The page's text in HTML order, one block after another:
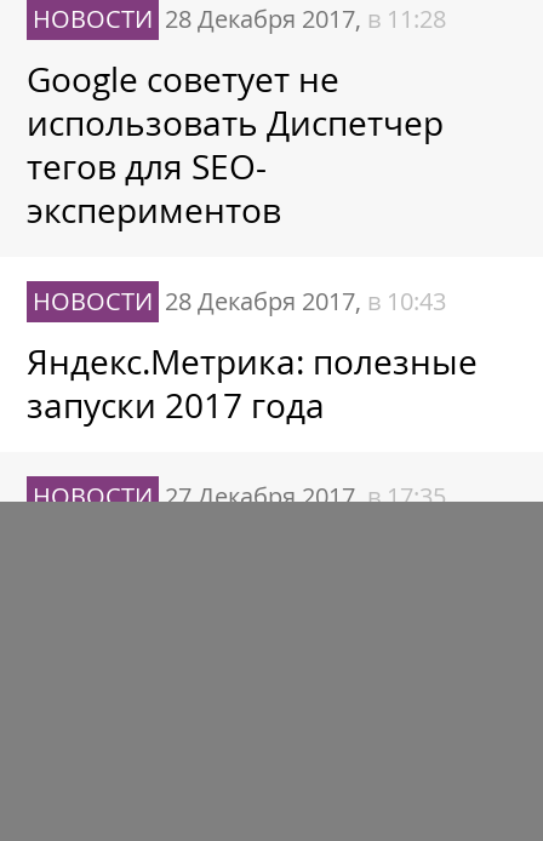
НОВОСТИ 28 Декабря 2017, в 11:28
Google советует не
использовать Диспетчер
тегов для SEO-
экспериментов
НОВОСТИ 28 Декабря 2017, в 10:43
Яндекс.Метрика: полезные
запуски 2017 года
НОВОСТИ 27 Декабря 2017,в 17:35